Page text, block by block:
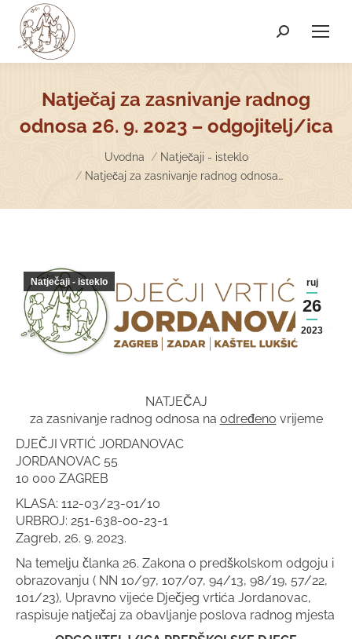
Search:
Natječaj za zasnivanje radnog
odnosa 26. 9. 2023 – odgojitelj/ica
Uvodna
Natječaji - isteklo
Natječaj za zasnivanje radnog odnosa…
ruj
26
2023
Natječaji - isteklo
NATJEČAJ
za zasnivanje radnog odnosa na određeno vrijeme
DJEČJI VRTIĆ JORDANOVAC
JORDANOVAC 55
10 000 ZAGREB
KLASA: 112-03/23-01/10
URBROJ: 251-638-00-23-1
Zagreb, 26. 9. 2023.
Na temelju članka 26. Zakona o predškolskom odgoju i
obrazovanju ( NN 10/97, 107/07, 94/13, 98/19, 57/22,
101/23), Upravno vijeće Dječjeg vrtića Jordanovac,
raspisuje natječaj za obavljanje poslova radnog mjesta